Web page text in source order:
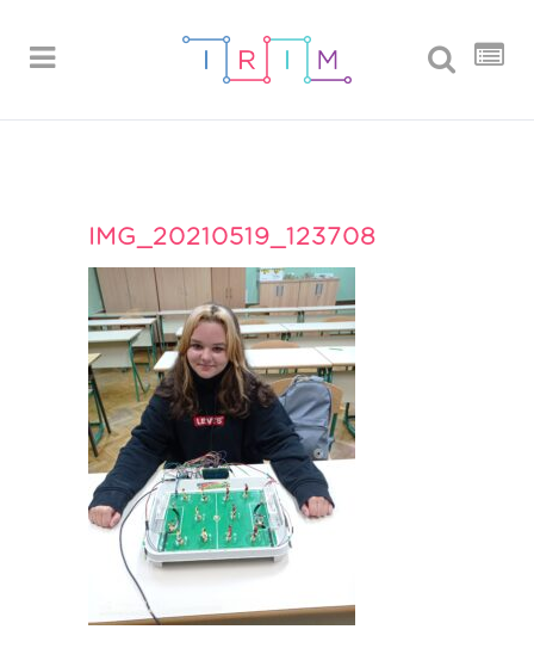
IMG_20210519_123708